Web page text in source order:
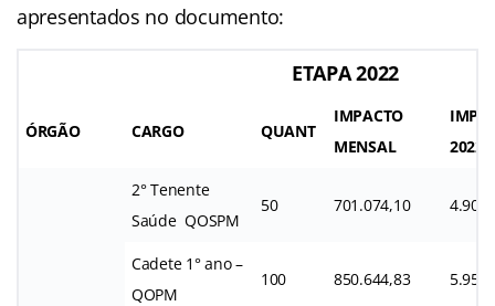
apresentados no documento:
ETAPA 2022
ÓRGÃO CARGO QUANT
IMPACTO
MENSAL
2022
2° Tenente
Saúde QOSPM
50 701.074,10
Cadete 1° ano –
QOPM
100 850.644,83